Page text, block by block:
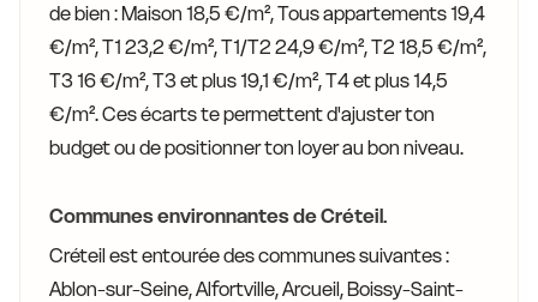
de bien : Maison 18,5 €/m², Tous appartements 19,4
€/m², T1 23,2 €/m², T1/T2 24,9 €/m², T2 18,5 €/m²,
T3 16 €/m², T3 et plus 19,1 €/m², T4 et plus 14,5
€/m². Ces écarts te permettent d'ajuster ton
budget ou de positionner ton loyer au bon niveau.
Communes environnantes de Créteil.
Créteil est entourée des communes suivantes :
Ablon-sur-Seine, Alfortville, Arcueil, Boissy-Saint-